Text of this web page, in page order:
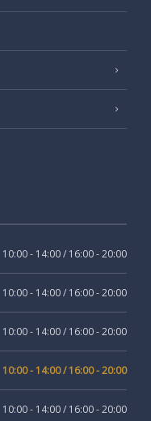
10:00 - 14:00 / 16:00 - 20:00
10:00 - 14:00 / 16:00 - 20:00
10:00 - 14:00 / 16:00 - 20:00
10:00 - 14:00 / 16:00 - 20:00
10:00 - 14:00 / 16:00 - 20:00